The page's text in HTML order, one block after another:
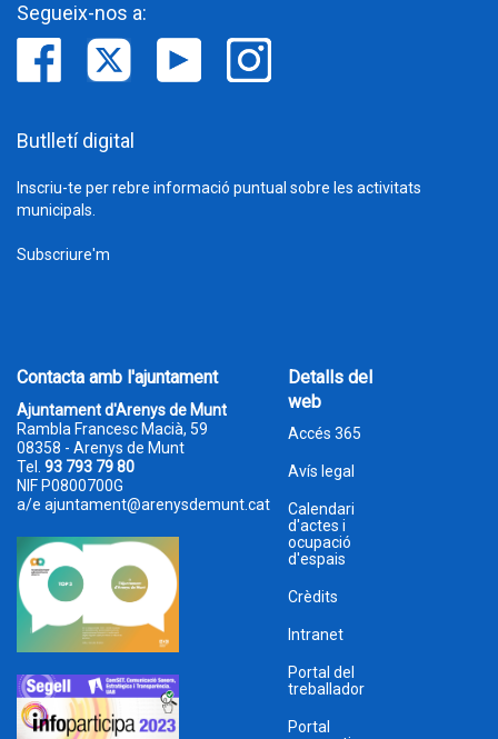
Segueix-nos a:
Butlletí digital
Inscriu-te per rebre informació puntual sobre les activitats
municipals.
Subscriure'm
Contacta amb l'ajuntament
Ajuntament d'Arenys de Munt
Rambla Francesc Macià, 59
08358 - Arenys de Munt
Tel. 93 793 79 80
NIF P0800700G
a/e ajuntament@arenysdemunt.cat
Detalls del
web
Accés 365
Avís legal
Calendari
d'actes i
ocupació
d'espais
Crèdits
Intranet
Portal del
treballador
Portal